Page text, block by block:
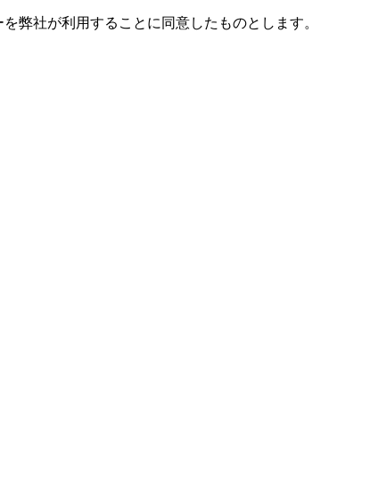
弊社が利用することに同意したものとします。